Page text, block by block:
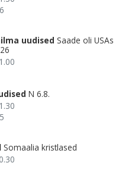
uudised Saade oli USAs
N 6.8.
Somaalia kristlased